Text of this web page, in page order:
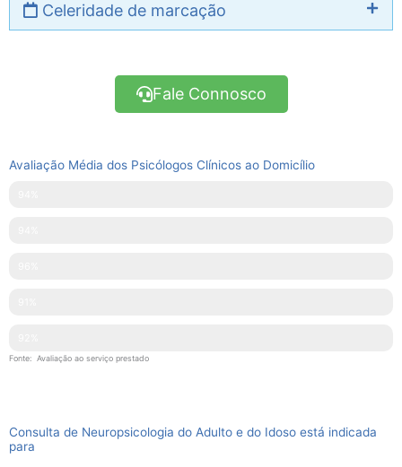
Celeridade de marcação
Fale Connosco
Avaliação Média dos Psicólogos Clínicos ao Domicílio
Fonte: Avaliação ao serviço prestado
Consulta de Neuropsicologia do Adulto e do Idoso está indicada
para